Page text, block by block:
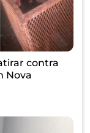
contra
Nova